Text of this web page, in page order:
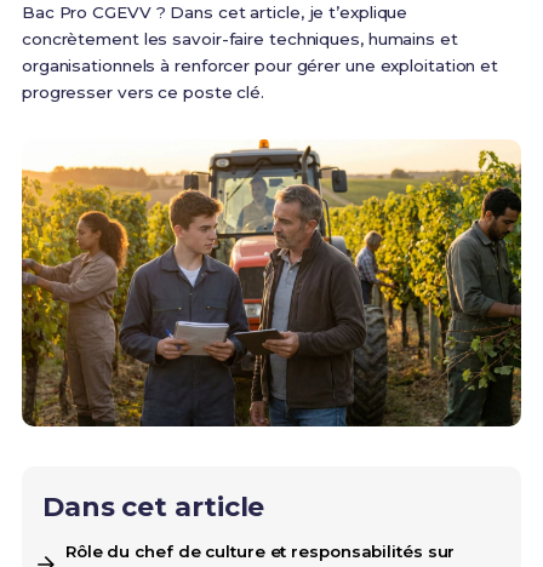
Bac Pro CGEVV ? Dans cet article, je t’explique
concrètement les savoir-faire techniques, humains et
organisationnels à renforcer pour gérer une exploitation et
progresser vers ce poste clé.
Dans cet article
Rôle du chef de culture et responsabilités sur